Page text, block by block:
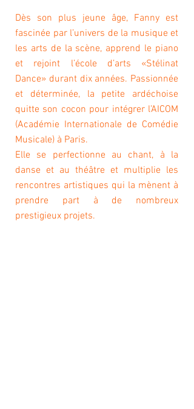
Dès son plus jeune âge, Fanny est
fascinée par l’univers de la musique et
les arts de la scène, apprend le piano
et rejoint l’école d’arts «Stélinat
Dance» durant dix années. Passionnée
et déterminée, la petite ardéchoise
quitte son cocon pour intégrer l’AICOM
(Académie Internationale de Comédie
Musicale) à Paris.
Elle se perfectionne au chant, à la
danse et au théâtre et multiplie les
rencontres artistiques qui la mènent à
prendre part à de nombreux
prestigieux projets.